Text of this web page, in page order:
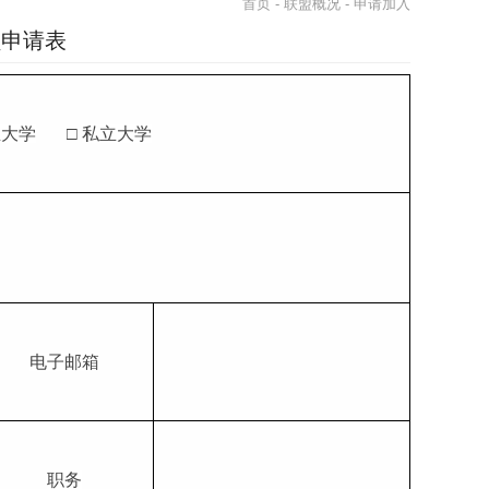
首页 - 联盟概况 - 申请加入
请表
学 □ 私立大学
电子邮箱
职务